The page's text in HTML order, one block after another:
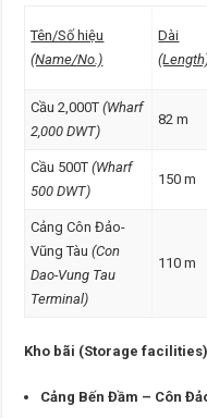
Tên/Số hiệu
(Name/No.)
Dài
Cầu 2,000T(Wharf
2,000 DWT)
82 m
Cầu 500T(Wharf
500 DWT)
150 m
Cảng Côn Đảo-
Vũng Tàu(Con
Dao-Vung Tau
Terminal)
110 m
Kho bãi (Storage
Cảng Bến Đầm – Côn